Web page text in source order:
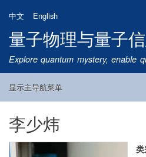
到
主
要
内
中文 English
量子物理与量子
Explore quantum mystery, enable
Main
显示主导航菜单
首页
研究方向
量子卫星
团队成员
新闻动态
研究进展
学术报告
论文发表
公告通知
招生信息
相关链接
李少炜